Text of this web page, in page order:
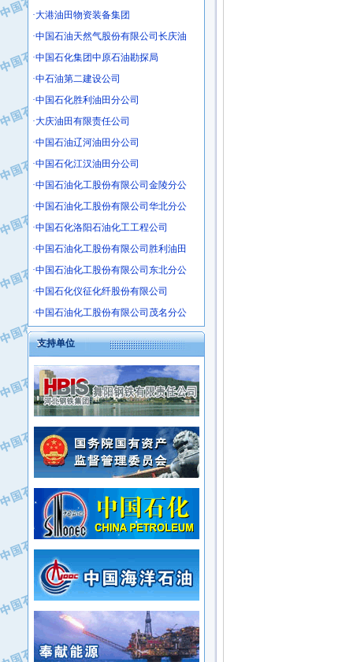
·成都长江水处理设备有限公司
·济南柴油机股份有限公司
·上海科瑞曼士德电源系统集成有限公
·东方合金铸造厂
·保定北奥石油物探特种车辆制造有限
·盘锦辽河油田天意石油装备有限公司
·中国石油天然气管道局穿越公司
·浙江瑞普环境技术有限公司
·华北石油新大禹环保设备有限公司
·河北翼凌机械制造总厂
·萍乡市庞泰化工填料有限公司
·实华(天津)国际贸易有限公司
·上海宝钢商贸有限公司
·辽河石油勘探局总机械厂
·正泰集团
·华北油田科达开发有限公司
·上海高桥电缆（集团）有限公司
·中石化西南石油局井下工程处
·大庆油田石油专用设备有限公司
·中核苏阀科技实业股份有限公司
·山特电子（深圳）有限公司
·常州市中兴石油化工助剂有限公司
·姜堰市三联助剂有限公司
·四川中光高技术研究所有限责任公司
·江苏天安防雷工程有限责任公司
·山东东营胜利工业园区
·自贡五洲防腐安装有限公司
·大港油田物资装备集团
·中国石油天然气股份有限公司长庆油
·中国石化集团中原石油勘探局
·中石油第二建设公司
·中国石化胜利油田分公司
·大庆油田有限责任公司
·中国石油辽河油田分公司
·中国石化江汉油田分公司
·中国石油化工股份有限公司金陵分公
·中国石油化工股份有限公司华北分公
·中国石化洛阳石油化工工程公司
·中国石油化工股份有限公司胜利油田
·中国石油化工股份有限公司东北分公
·中国石化仪征化纤股份有限公司
·中国石油化工股份有限公司茂名分公
支持单位
·中国石化茂名石化分公司
·中国石油大港油田分公司
·中油油气勘探软件国家工程研究中心
·西安长庆钻宇集团咸阳石化有限公司
·新疆新冠控制系统工程有限公司
·新疆安维消防设施器材有限公司
·华北石油津工机械制造有限公司
·中国石化茂名石化分公司
·上海山武控制仪表有限公司
·上海赛科石油化工有限责任公司
·河北卓唯钢管制造有限公司